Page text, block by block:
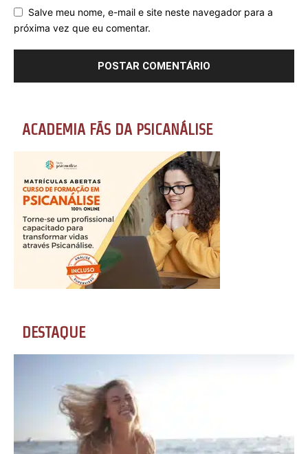
Salve meu nome, e-mail e site neste navegador para a
próxima vez que eu comentar.
ACADEMIA FÃS DA PSICANÁLISE
DESTAQUE